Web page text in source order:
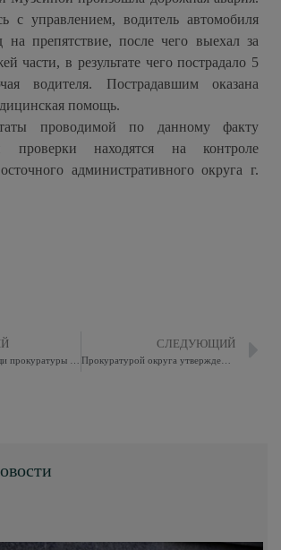
с управлением, водитель автомобиля
на препятствие, после чего выехал за
части, в результате чего пострадало 5
водителя. Пострадавшим оказана
помощь.
проводимой по данному факту
проверки находятся на контроле
административного округа г.
СЛЕДУЮЩИЙ
Прокуратурой округа утверждено обвинительное заключение по убийству почти 30-летней давности